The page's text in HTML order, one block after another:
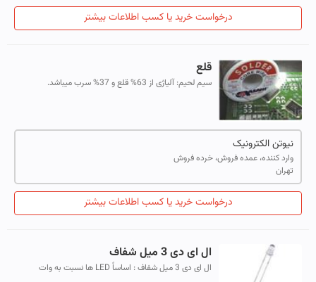
درخواست خرید یا کسب اطلاعات بیشتر
قلع
سیم لحیم: آلیاژی از 63% قلع و 37% سرب میباشد.
نیوتن الکترونیک
وارد کننده، عمده فروش، خرده فروش
تهران
درخواست خرید یا کسب اطلاعات بیشتر
ال ای دی 3 میل شفاف
ال ای دی 3 میل شفاف : اساساً LED ها نسبت به وات